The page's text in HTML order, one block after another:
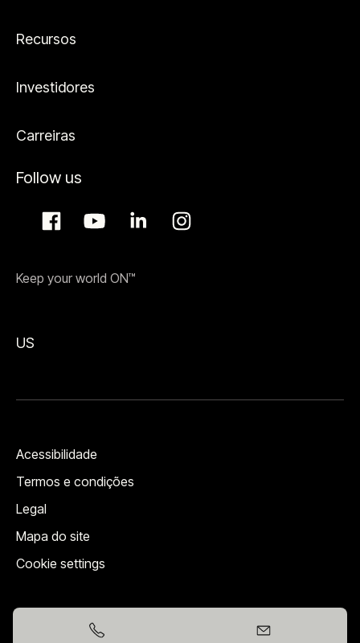
Recursos
Investidores
Carreiras
Follow us
Keep your world ON™
US
Acessibilidade
Termos e condições
Legal
Mapa do site
Cookie settings